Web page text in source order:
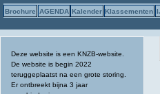
Brochure AGENDA Kalender Klassementen
Deze website is een KNZB-website.
De website is begin 2022
teruggeplaatst na een grote storing.
Er ontbreekt bijna 3 jaar